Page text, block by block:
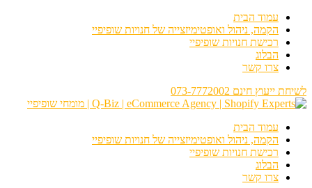
עמוד הבית
הקמה, ניהול ואופטימיזצייה של חנויות שופיפיי
רכישת חנויות שופיפיי
הבלוג
צרו קשר
לשיחת ייעוץ חינם 073-7772002
עמוד הבית
הקמה, ניהול ואופטימיזצייה של חנויות שופיפיי
רכישת חנויות שופיפיי
הבלוג
צרו קשר